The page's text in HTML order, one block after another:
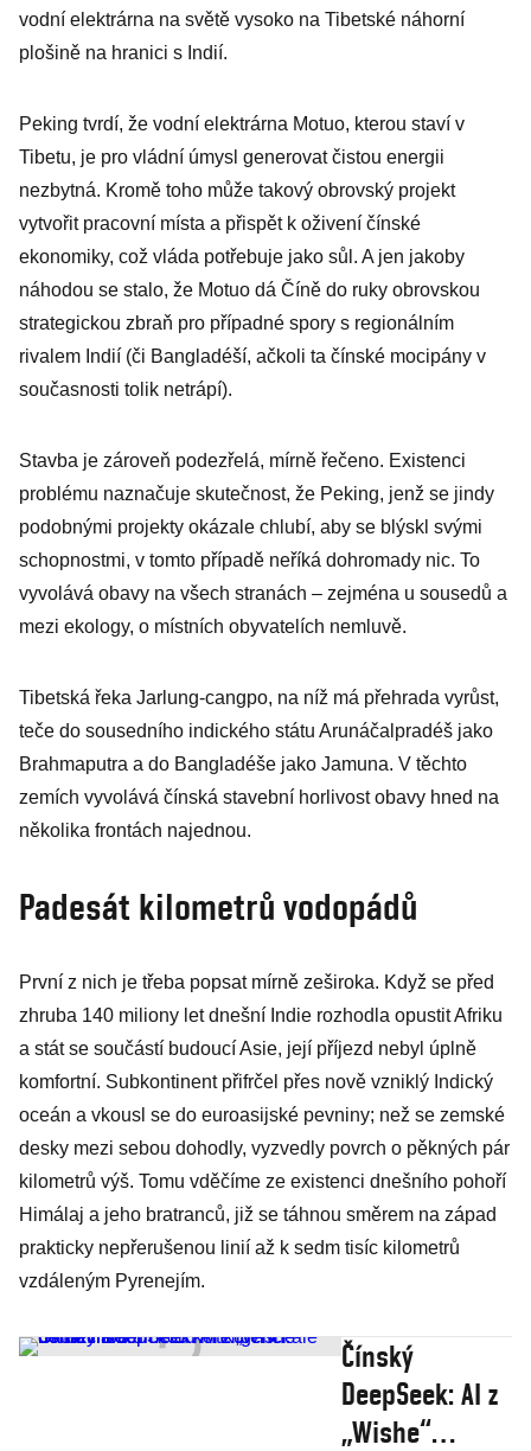
vodní elektrárna na světě vysoko na Tibetské náhorní
plošině na hranici s Indií.
Peking tvrdí, že vodní elektrárna Motuo, kterou staví v
Tibetu, je pro vládní úmysl generovat čistou energii
nezbytná. Kromě toho může takový obrovský projekt
vytvořit pracovní místa a přispět k oživení čínské
ekonomiky, což vláda potřebuje jako sůl. A jen jakoby
náhodou se stalo, že Motuo dá Číně do ruky obrovskou
strategickou zbraň pro případné spory s regionálním
rivalem Indií (či Bangladéší, ačkoli ta čínské mocipány v
současnosti tolik netrápí).
Stavba je zároveň podezřelá, mírně řečeno. Existenci
problému naznačuje skutečnost, že Peking, jenž se jindy
podobnými projekty okázale chlubí, aby se blýskl svými
schopnostmi, v tomto případě neříká dohromady nic. To
vyvolává obavy na všech stranách – zejména u sousedů a
mezi ekology, o místních obyvatelích nemluvě.
Tibetská řeka Jarlung-cangpo, na níž má přehrada vyrůst,
teče do sousedního indického státu Arunáčalpradéš jako
Brahmaputra a do Bangladéše jako Jamuna. V těchto
zemích vyvolává čínská stavební horlivost obavy hned na
několika frontách najednou.
Padesát kilometrů vodopádů
První z nich je třeba popsat mírně zeširoka. Když se před
zhruba 140 miliony let dnešní Indie rozhodla opustit Afriku
a stát se součástí budoucí Asie, její příjezd nebyl úplně
komfortní. Subkontinent přifrčel přes nově vzniklý Indický
oceán a vkousl se do euroasijské pevniny; než se zemské
desky mezi sebou dohodly, vyzvedly povrch o pěkných pár
kilometrů výš. Tomu vděčíme ze existenci dnešního pohoří
Himálaj a jeho bratranců, již se táhnou směrem na západ
prakticky nepřerušenou linií až k sedm tisíc kilometrů
vzdáleným Pyrenejím.
Čínský
DeepSeek: AI z
„Wishe“